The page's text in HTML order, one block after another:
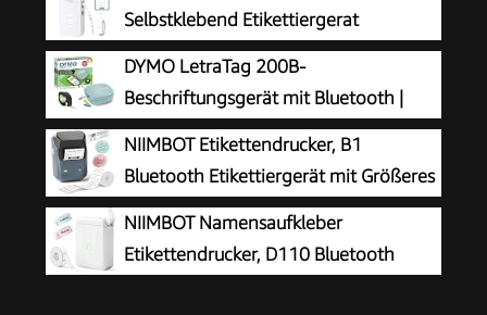
Selbstklebend Etikettiergerat
Bluetooth
DYMO LetraTag 200B-
Beschriftungsgerät mit Bluetooth |
kompakter Etikettendrucker | verbindet
Sich über Wireless Bluetooth-Technologie |
inklusive 1 x Papierschriftband in Weiß |
Daydream Blue
NIIMBOT Etikettendrucker, B1
Bluetooth Etikettiergerät mit Größeres
Etikett, Selbstklebendes Aufkleber
Druckgröße 20-50 mm Kompatibel mit iOS und
Android für Heim, Büro, Blau
NIIMBOT Namensaufkleber
Etikettendrucker, D110 Bluetooth